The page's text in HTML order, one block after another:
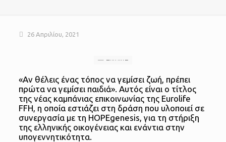
26 Απριλίου, 2021
«Αν θέλεις ένας τόπος να γεμίσει ζωή, πρέπει
πρώτα να γεμίσει παιδιά». Αυτός είναι ο τίτλος
της νέας καμπάνιας επικοινωνίας της Eurolife
FFH, η οποία εστιάζει στη δράση που υλοποιεί σε
συνεργασία με τη HOPEgenesis, για τη στήριξη
της ελληνικής οικογένειας και ενάντια στην
υπογεννητικότητα.